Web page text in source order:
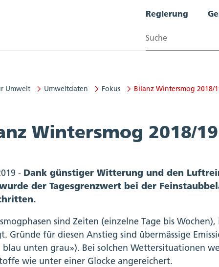
Regierung
Suchen
Umwelt Umweltdaten Fokus Bilanz Wintersmog 2018/
Wintersmog 2018/19
- Dank günstiger Witterung und den
der Tagesgrenzwert bei der
sind Zeiten (einzelne Tage bis
Gründe für diesen Anstieg sind übermässige
blau unten grau»). Bei solchen Wettersituationen
wie unter einer Glocke angereichert.